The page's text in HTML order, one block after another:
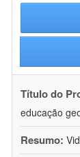
Título do
educação
Resumo: